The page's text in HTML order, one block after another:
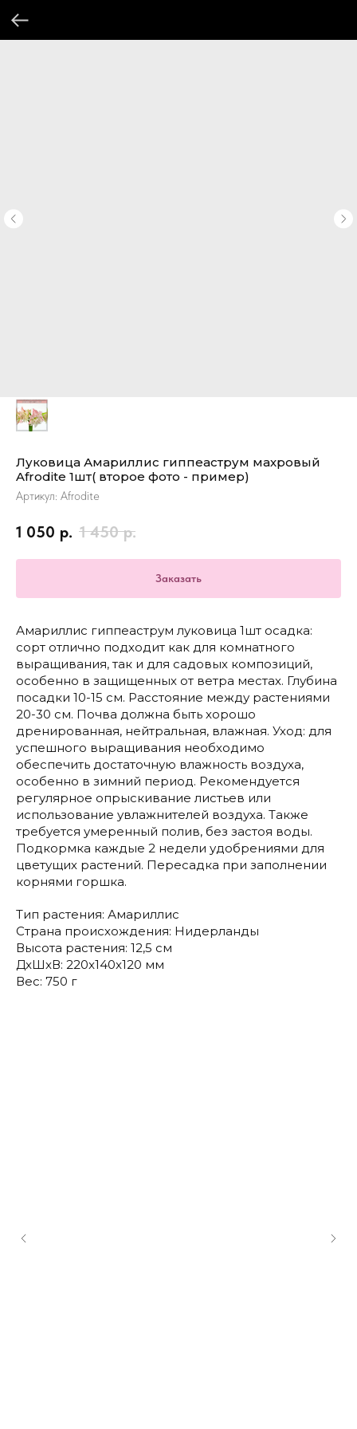
Луковица Амариллис гиппеаструм махровый
Afrodite 1шт( второе фото - пример)
Артикул: Afrodite
1 050 р. 1 450 р.
Заказать
Амариллис гиппеаструм луковица 1шт осадка:
сорт отлично подходит как для комнатного
выращивания, так и для садовых композиций,
особенно в защищенных от ветра местах. Глубина
посадки 10-15 см. Расстояние между растениями
20-30 см. Почва должна быть хорошо
дренированная, нейтральная, влажная. Уход: для
успешного выращивания необходимо
обеспечить достаточную влажность воздуха,
особенно в зимний период. Рекомендуется
регулярное опрыскивание листьев или
использование увлажнителей воздуха. Также
требуется умеренный полив, без застоя воды.
Подкормка каждые 2 недели удобрениями для
цветущих растений. Пересадка при заполнении
корнями горшка.
Тип растения: Амариллис
Страна происхождения: Нидерланды
Высота растения: 12,5 см
ДxШxВ: 220x140x120 мм
Вес: 750 г